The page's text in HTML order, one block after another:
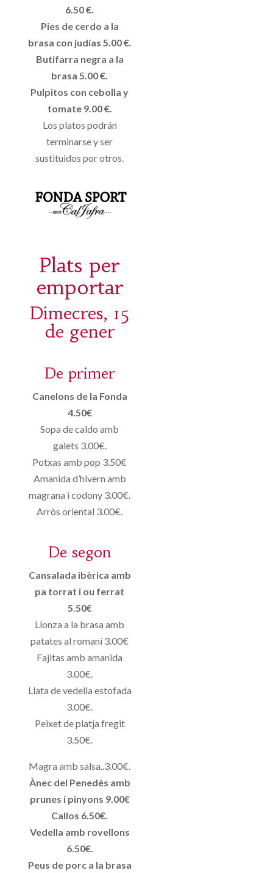
6.50 €.
Pies de cerdo a la
brasa con judías 5.00 €.
Butifarra negra a la
brasa 5.00 €.
Pulpitos con cebolla y
tomate 9.00 €.
Los platos podrán
terminarse y ser
sustituidos por otros.
Plats per
emportar
Dimecres, 15
de gener
De primer
Canelons de la Fonda
4.50€
Sopa de caldo amb
galets 3.00€.
Potxas amb pop 3.50€
Amanida d’hivern amb
magrana i codony 3.00€.
Arròs oriental 3.00€.
De segon
Cansalada ibèrica amb
pa torrat i ou ferrat
5.50€
Llonza a la brasa amb
patates al romaní 3.00€
Fajitas amb amanida
3.00€.
Llata de vedella estofada
3.00€.
Peixet de platja fregit
3.50€.
Magra amb salsa..3.00€.
Ànec del Penedès amb
prunes i pinyons 9.00€
Callos 6.50€.
Vedella amb rovellons
6.50€.
Peus de porc a la brasa